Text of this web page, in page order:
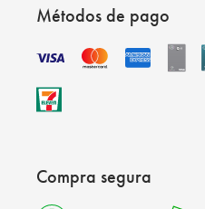
Métodos de pago
Compra segura